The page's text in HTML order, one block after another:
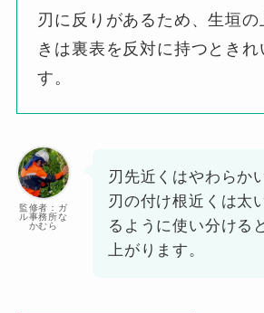
刃に反りがあるため、生垣の
きは裏表を反対に持つときれ
す。
監修者：ガ
ル事務所な
かむら
刃先近くはやわらか
刃の付け根近くは太
るように使い分ける
上がります。